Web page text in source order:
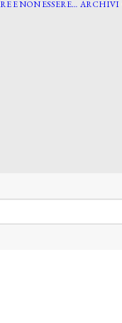
E NON ESSERE… ARCHIVI